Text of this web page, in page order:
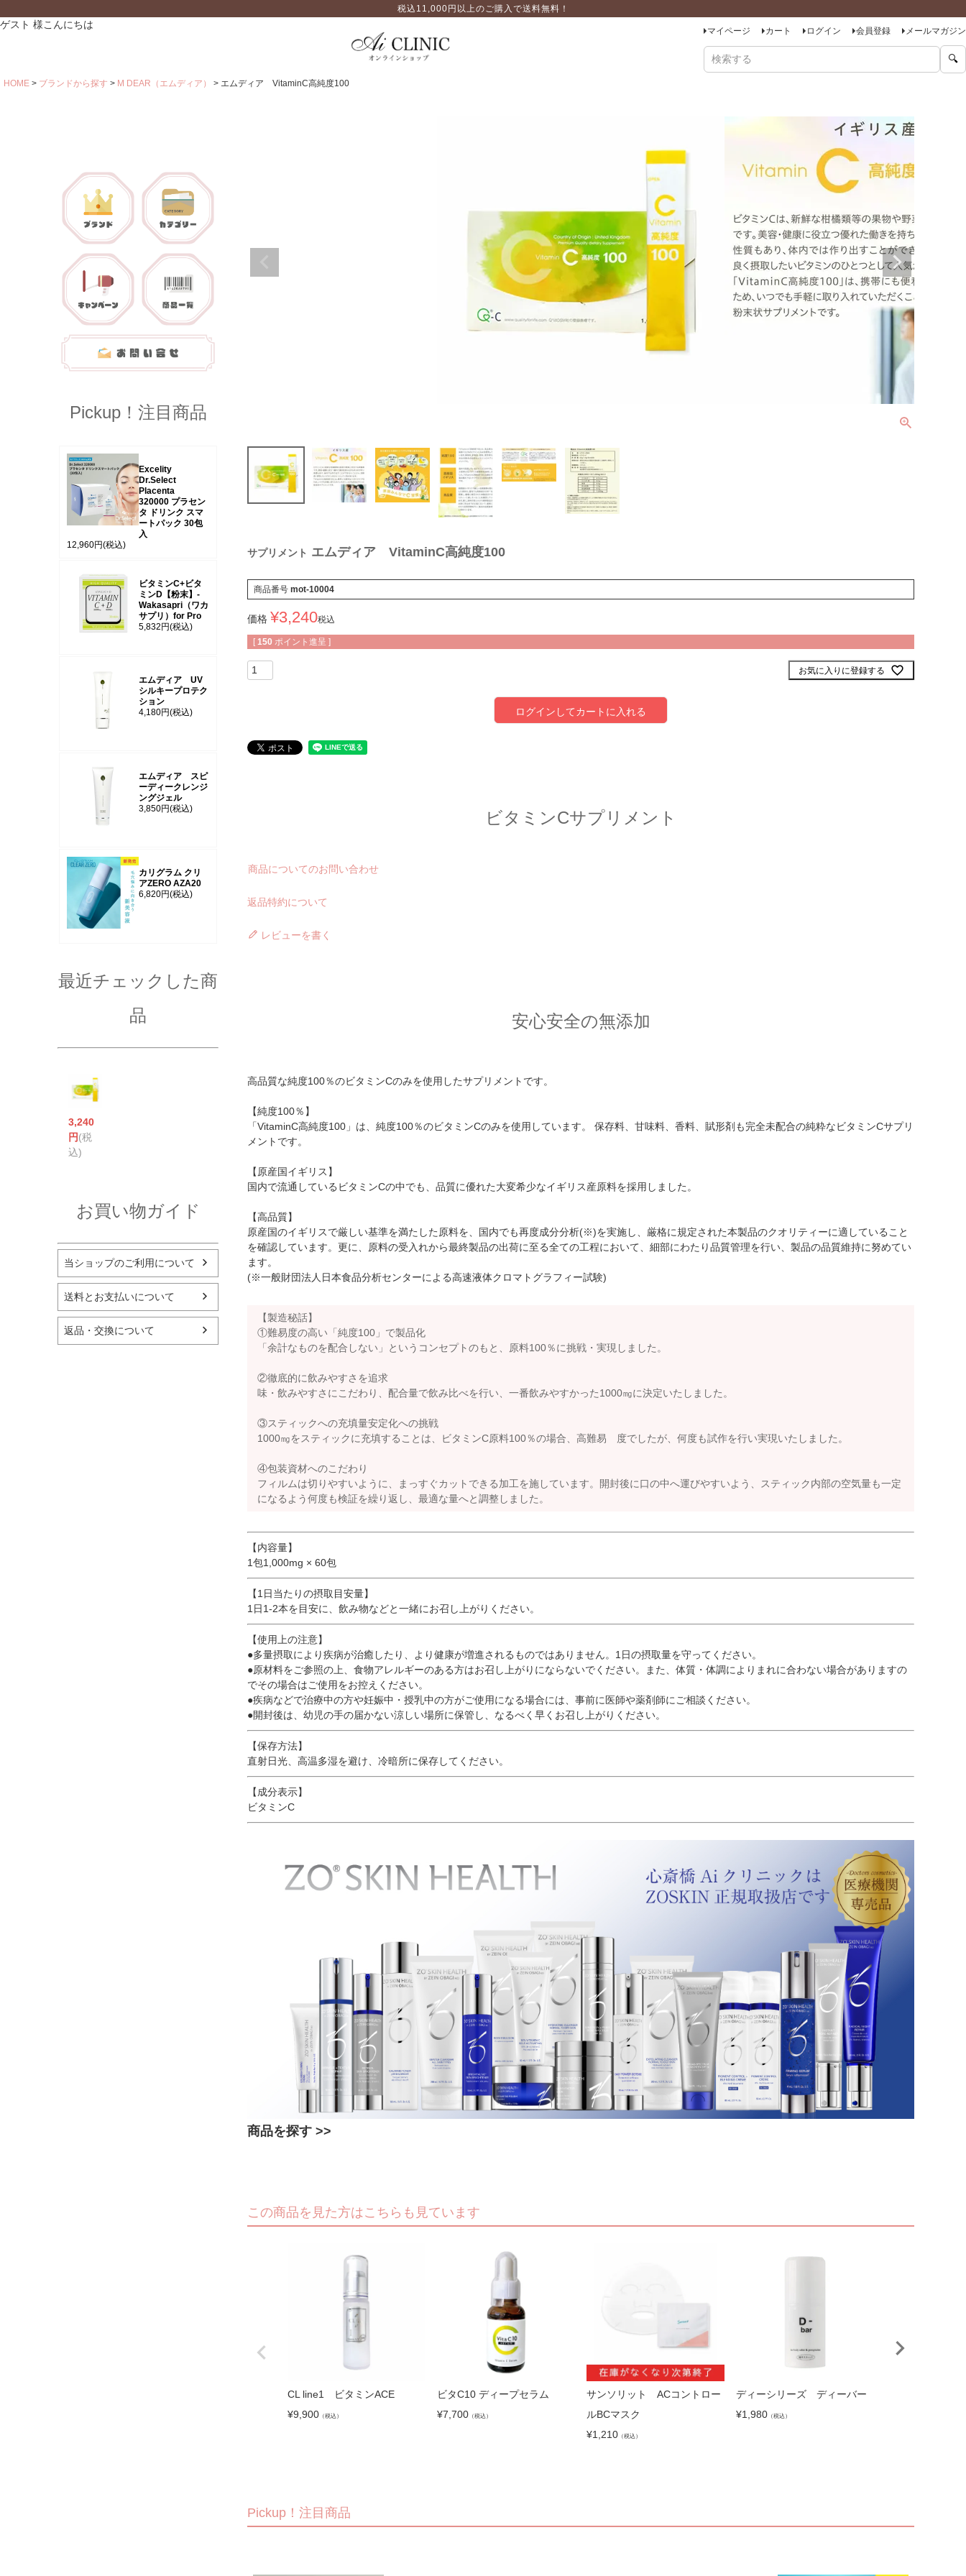
税込11,000円以上のご購入で送料無料！
ゲスト 様こんにちは
マイページ カート ログイン 会員登録 メールマガジン
商品をキーワードで検索
🔍
HOME ブランドから探す M DEAR（エムディア） エムディア VitaminC高純度100
Pickup！注目商品
Excelity
Dr.Select
Placenta
320000 プラセン
タ ドリンク スマ
ートパック 30包
入
12,960円(税込)
ビタミンC+ビタ
ミンD【粉末】-
Wakasapri（ワカ
サプリ）for Pro
5,832円(税込)
エムディア UV
シルキープロテク
ション
4,180円(税込)
エムディア スピ
ーディークレンジ
ングジェル
3,850円(税込)
カリグラム クリ
アZERO AZA20
6,820円(税込)
最近チェックした商
品
3,240
円(税
込)
お買い物ガイド
当ショップのご利用について
送料とお支払いについて
返品・交換について
サプリメント エムディア VitaminC高純度100
商品番号 mot-10004
価格 ¥3,240税込
[ 150 ポイント進呈 ]
お気に入りに登録する
ログインしてカートに入れる
ビタミンCサプリメント
商品についてのお問い合わせ
返品特約について
レビューを書く
安心安全の無添加
高品質な純度100％のビタミンCのみを使用したサプリメントです。
【純度100％】
「VitaminC高純度100」は、純度100％のビタミンCのみを使用しています。 保存料、甘味料、香料、賦形剤も完全未配合の純粋なビタミンCサプリ
メントです。
【原産国イギリス】
国内で流通しているビタミンCの中でも、品質に優れた大変希少なイギリス産原料を採用しました。
【高品質】
原産国のイギリスで厳しい基準を満たした原料を、国内でも再度成分分析(※)を実施し、厳格に規定された本製品のクオリティーに適していること
を確認しています。更に、原料の受入れから最終製品の出荷に至る全ての工程において、細部にわたり品質管理を行い、製品の品質維持に努めてい
ます。
(※一般財団法人日本食品分析センターによる高速液体クロマトグラフィー試験)
【製造秘話】
①難易度の高い「純度100」で製品化
「余計なものを配合しない」というコンセプトのもと、原料100％に挑戦・実現しました。
②徹底的に飲みやすさを追求
味・飲みやすさにこだわり、配合量で飲み比べを行い、一番飲みやすかった1000㎎に決定いたしました。
③スティックへの充填量安定化への挑戦
1000㎎をスティックに充填することは、ビタミンC原料100％の場合、高難易 度でしたが、何度も試作を行い実現いたしました。
④包装資材へのこだわり
フィルムは切りやすいように、まっすぐカットできる加工を施しています。開封後に口の中へ運びやすいよう、スティック内部の空気量も一定
になるよう何度も検証を繰り返し、最適な量へと調整しました。
【内容量】
1包1,000mg × 60包
【1日当たりの摂取目安量】
1日1-2本を目安に、飲み物などと一緒にお召し上がりください。
【使用上の注意】
●多量摂取により疾病が治癒したり、より健康が増進されるものではありません。1日の摂取量を守ってください。
●原材料をご参照の上、食物アレルギーのある方はお召し上がりにならないでください。また、体質・体調によりまれに合わない場合がありますの
でその場合はご使用をお控えください。
●疾病などで治療中の方や妊娠中・授乳中の方がご使用になる場合には、事前に医師や薬剤師にご相談ください。
●開封後は、幼児の手の届かない涼しい場所に保管し、なるべく早くお召し上がりください。
【保存方法】
直射日光、高温多湿を避け、冷暗所に保存してください。
【成分表示】
ビタミンC
商品を探す >>
この商品を見た方はこちらも見ています
CL line1 ビタミンACE
¥9,900 （税込）
ビタC10 ディープセラム
¥7,700 （税込）
サンソリット ACコントロー
ルBCマスク
¥1,210 （税込）
ディーシリーズ ディーバー
¥1,980 （税込）
Pickup！注目商品